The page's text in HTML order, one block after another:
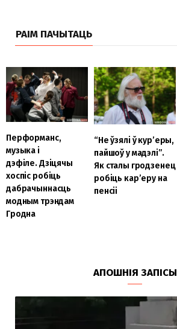
РАІМ ПАЧЫТАЦЬ
Перформанс,
музыка і
дэфіле. Дзіцячы
хоспіс робіць
дабрачыннасць
модным трэндам
Гродна
“Не ўзялі ў кур’еры,
пайшоў у мадэлі”.
Як сталы гродзенец
робіць кар’еру на
пенсіі
АПОШНІЯ ЗАПІСЫ